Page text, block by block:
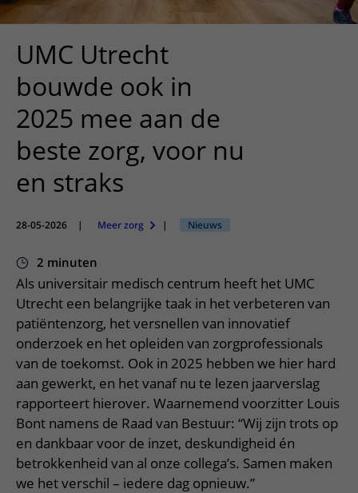
Onderzoeken en diagnostiek
Bloedprikken
Bezoektijden
Wijzigen patiëntgegevens
Mijn UMC Utrecht patiëntportaal
Bezoekregels
Route naar het ziekenhuis
Parkeren
Wegwijs in het ziekenhuis
Contact met verpleegafdeling
Het Wilhelmina Kinderziekenhuis
Teleconsult aanvragen
Diagnostiek aanvragen
Zorgverlenersportaal
Research
Onderwijs
Werken bij het UMC Utrecht
UMC Utrecht
bouwde ook in
2025 mee aan de
beste zorg, voor nu
en straks
28-05-2026 | Meer zorg | Nieuws
2 minuten
Als universitair medisch centrum heeft het UMC
Utrecht een belangrijke taak in het verbeteren van
patiëntenzorg, het versnellen van innovatief
onderzoek en het opleiden van zorgprofessionals
van de toekomst. Ook in 2025 hebben we hier hard
aan gewerkt, en het vanaf nu te lezen jaarverslag
rapporteert hierover. Waarnemend voorzitter Louis
Bont namens de Raad van Bestuur: “Wij zijn trots op
en dankbaar voor de inzet, deskundigheid én
betrokkenheid van al onze collega’s. Samen maken
we het verschil – iedere dag opnieuw.”